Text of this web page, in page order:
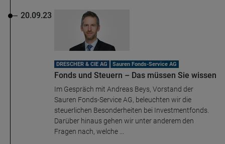
20.09.23
DRESCHER & CIE AG Sauren Fonds-Service AG
Fonds und Steuern – Das müssen Sie wissen
Im Gespräch mit Andreas Beys, Vorstand der
Sauren Fonds-Service AG, beleuchten wir die
steuerlichen Besonderheiten bei Investmentfonds.
Darüber hinaus gehen wir unter anderem den
Fragen nach, welche ...